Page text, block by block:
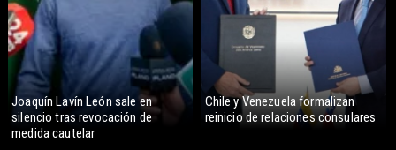
Joaquín Lavín León sale en
silencio tras revocación de
medida cautelar
Chile y Venezuela formalizan
reinicio de relaciones consulares